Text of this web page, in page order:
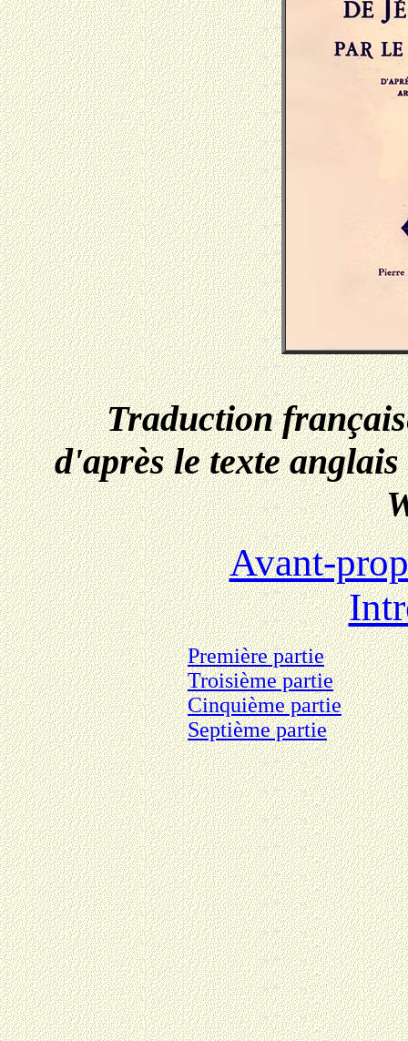
Traduction
d'après le texte
Avant-
Première partie
Troisième partie
Cinquième partie
Septième partie